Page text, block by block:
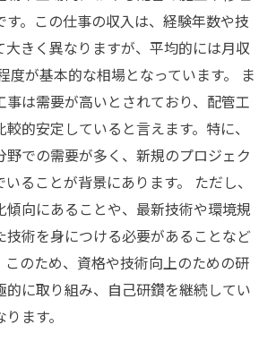
す。この仕事の収入は、経験年数や技
大きく異なりますが、平均的には月収
度が基本的な相場となっています。 ま
事は需要が高いとされており、配管工
的安定していると言えます。特に、
野での需要が多く、新規のプロジェク
いることが背景にあります。 ただし、
傾向にあることや、最新技術や環境規
技術を身につける必要があることなど
このため、資格や技術向上のための研
的に取り組み、自己研鑽を継続してい
ます。